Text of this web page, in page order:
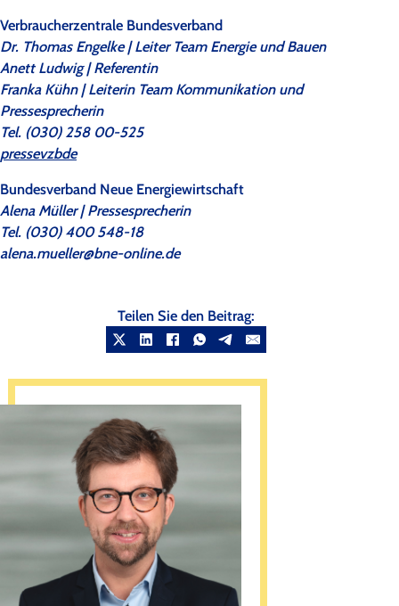
Verbraucherzentrale Bundesverband
Dr. Thomas Engelke | Leiter Team Energie und Bauen
Anett Ludwig | Referentin
Franka Kühn | Leiterin Team Kommunikation und
Pressesprecherin
Tel. (030) 258 00-525
pressevzbde
Bundesverband Neue Energiewirtschaft
Alena Müller | Pressesprecherin
Tel. (030) 400 548-18
alena.mueller@bne-online.de
Teilen Sie den Beitrag: